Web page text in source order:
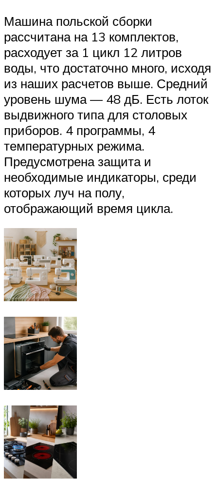
Машина польской сборки
рассчитана на 13 комплектов,
расходует за 1 цикл 12 литров
воды, что достаточно много, исходя
из наших расчетов выше. Средний
уровень шума — 48 дБ. Есть лоток
выдвижного типа для столовых
приборов. 4 программы, 4
температурных режима.
Предусмотрена защита и
необходимые индикаторы, среди
которых луч на полу,
отображающий время цикла.